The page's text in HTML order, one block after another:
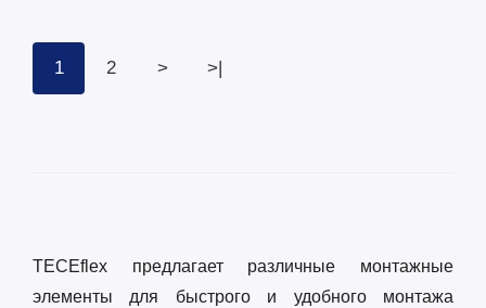
1 2 > >|
TECEflex предлагает различные монтажные
элементы для быстрого и удобного монтажа